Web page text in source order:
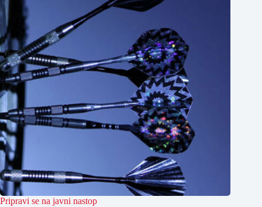
Pripravi se na javni nastop